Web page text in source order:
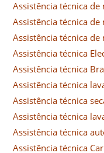
Assistência técnica
Assistência técnica
Assistência técnica
Assistência técnica
Assistência técnica
Assistência técnica
Assistência técnica
Assistência técnica
Assistência técnica
Assistência técnica